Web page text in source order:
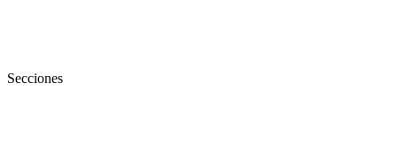
Secciones